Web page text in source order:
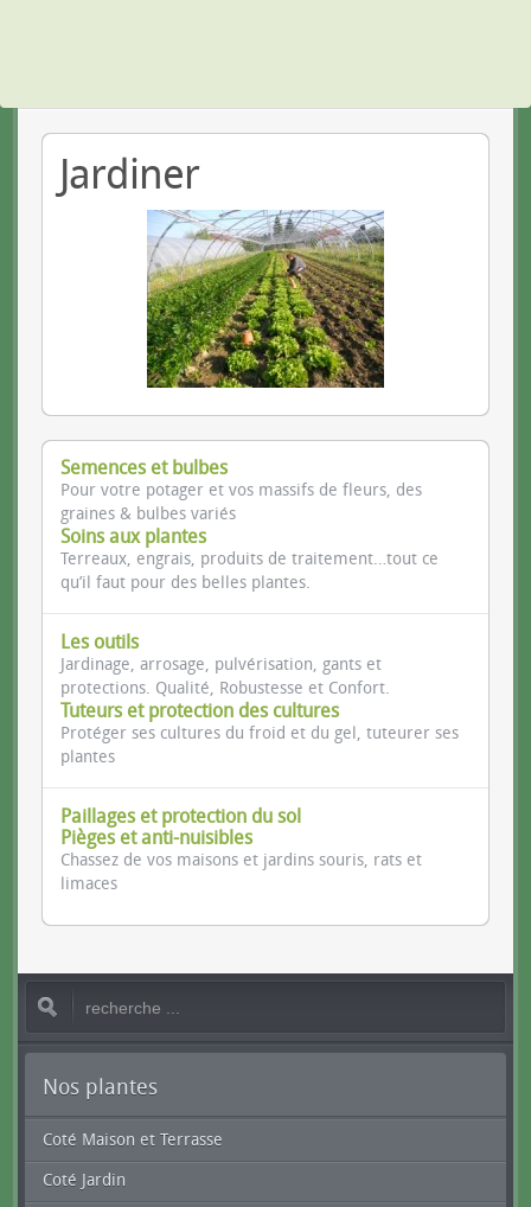
Jardiner
Semences et bulbes
Pour votre potager et vos massifs de fleurs, des
graines & bulbes variés
Soins aux plantes
Terreaux, engrais, produits de traitement…tout ce
qu’il faut pour des belles plantes.
Les outils
Jardinage, arrosage, pulvérisation, gants et
protections. Qualité, Robustesse et Confort.
Tuteurs et protection des cultures
Protéger ses cultures du froid et du gel, tuteurer ses
plantes
Paillages et protection du sol
Pièges et anti-nuisibles
Chassez de vos maisons et jardins souris, rats et
limaces
Nos plantes
Coté Maison et Terrasse
Coté Jardin